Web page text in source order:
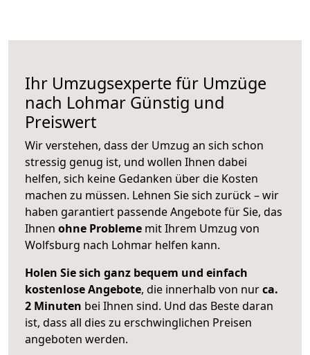
Ihr Umzugsexperte für Umzüge
nach Lohmar Günstig und
Preiswert
Wir verstehen, dass der Umzug an sich schon
stressig genug ist, und wollen Ihnen dabei
helfen, sich keine Gedanken über die Kosten
machen zu müssen. Lehnen Sie sich zurück – wir
haben garantiert passende Angebote für Sie, das
Ihnen ohne Probleme mit Ihrem Umzug von
Wolfsburg nach Lohmar helfen kann.
Holen Sie sich ganz bequem und einfach
kostenlose Angebote, die innerhalb von nurca.
2 Minuten bei Ihnen sind. Und das Beste daran
ist, dass all dies zu erschwinglichen Preisen
angeboten werden.